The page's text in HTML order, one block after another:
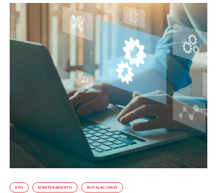
KPIS MANTENIMIENTO INSTALACIONES